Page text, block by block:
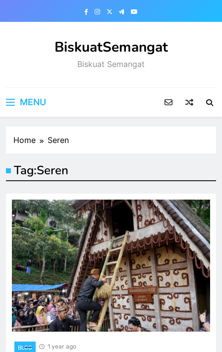
BiskuatSemangat
Biskuat Semangat
MENU
Home Seren
Tag:Seren
BLOG 1 year ago